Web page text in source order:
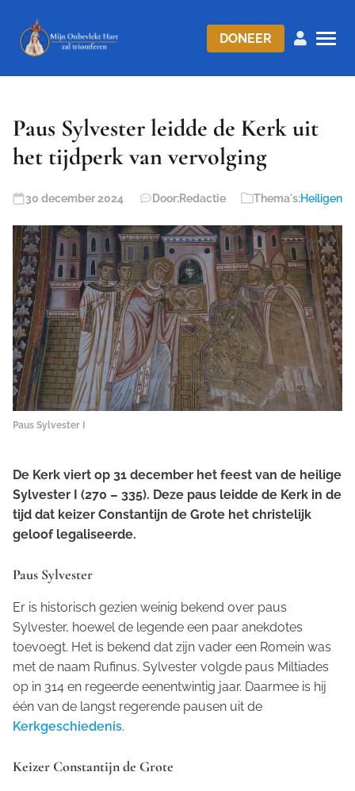
DONEER
Paus Sylvester leidde de Kerk uit
het tijdperk van vervolging
30 december 2024 Door:Redactie Thema's:Heiligen
Paus Sylvester I
De Kerk viert op 31 december het feest van de heilige
Sylvester I (270 – 335). Deze paus leidde de Kerk in de
tijd dat keizer Constantijn de Grote het christelijk
geloof legaliseerde.
Paus Sylvester
Er is historisch gezien weinig bekend over paus
Sylvester, hoewel de legende een paar anekdotes
toevoegt. Het is bekend dat zijn vader een Romein was
met de naam Rufinus. Sylvester volgde paus Miltiades
op in 314 en regeerde eenentwintig jaar. Daarmee is hij
één van de langst regerende pausen uit de
Kerkgeschiedenis.
Keizer Constantijn de Grote